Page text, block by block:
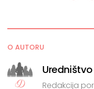
O AUTORU
Uredništvo
Redakcija